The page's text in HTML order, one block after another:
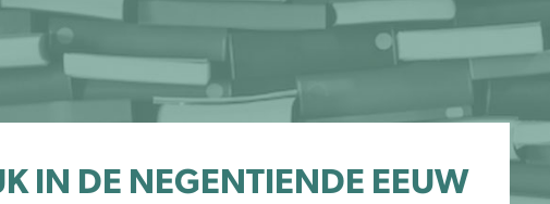
IN DE NEGENTIENDE EEUW